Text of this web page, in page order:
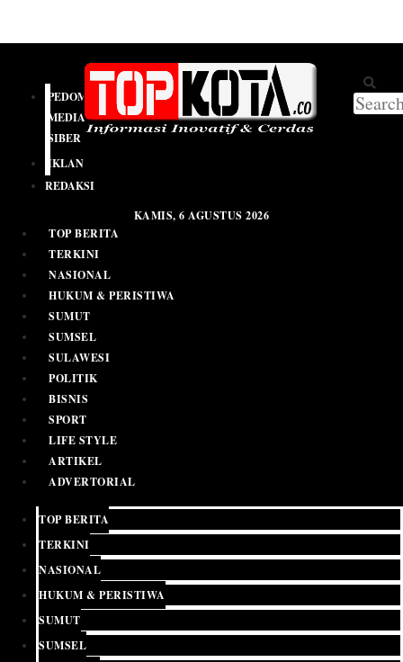
PEDOMAN
MEDIA
SIBER
IKLAN
REDAKSI
KAMIS, 6 AGUSTUS 2026
TOP BERITA
TERKINI
NASIONAL
HUKUM & PERISTIWA
SUMUT
SUMSEL
SULAWESI
POLITIK
BISNIS
SPORT
LIFE STYLE
ARTIKEL
ADVERTORIAL
TOP BERITA
TERKINI
NASIONAL
HUKUM & PERISTIWA
SUMUT
SUMSEL